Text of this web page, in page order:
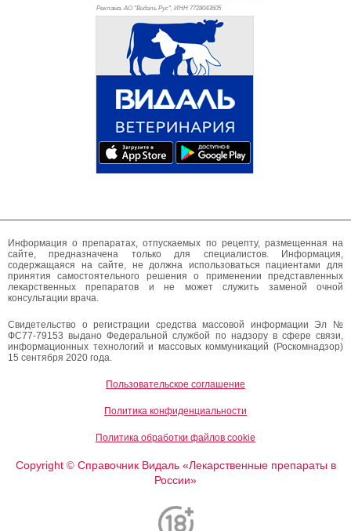
Реклама. АО "Видаль Рус", ИНН 7728043605
Информация о препаратах, отпускаемых по рецепту, размещенная на
сайте, предназначена только для специалистов. Информация,
содержащаяся на сайте, не должна использоваться пациентами для
принятия самостоятельного решения о применении представленных
лекарственных препаратов и не может служить заменой очной
консультации врача.
Свидетельство о регистрации средства массовой информации Эл №
ФС77-79153 выдано Федеральной службой по надзору в сфере связи,
информационных технологий и массовых коммуникаций (Роскомнадзор)
15 сентября 2020 года.
Пользовательское соглашение
Политика конфиденциальности
Политика обработки файлов cookie
Copyright ©Справочник Видаль «Лекарственные препараты в
России»